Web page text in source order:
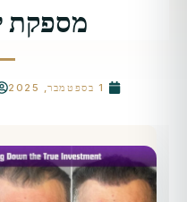
מספקת
1 בספטמבר, 2025